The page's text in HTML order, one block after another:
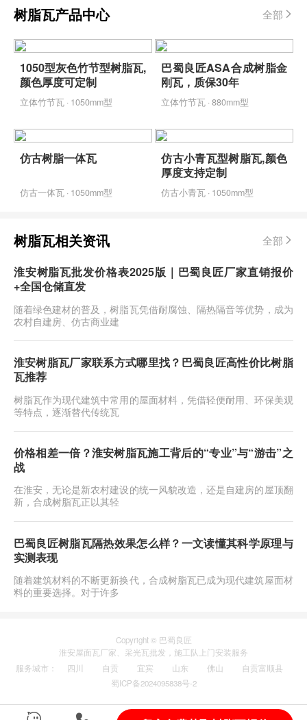
树脂瓦产品中心 全部
1050型灰色竹节型树脂瓦,
颜色厚度可定制
立体竹节瓦 · 1050mm型
巴蜀良匠ASA合成树脂金
刚瓦，质保30年
立体竹节瓦 · 880mm型
仿古树脂一体瓦
仿古一体瓦 · 1050mm型
仿古小青瓦型树脂瓦,颜色
厚度支持定制
仿古小青瓦 · 1050mm型
树脂瓦相关资讯 全部
淮安树脂瓦批发价格表2025版｜巴蜀良匠厂家直销报价
+全国仓储直发
随着绿色建材的普及，树脂瓦凭借耐腐蚀、隔热隔音等优势，成为
农村自建房、仿古商业建
淮安树脂瓦厂家联系方式哪里找？巴蜀良匠高性价比树脂
瓦推荐
树脂瓦作为现代建筑中常用的屋面材料，凭借轻便耐用、环保美观
等特点，逐渐替代传统瓦
价格相差一倍？淮安树脂瓦施工背后的“专业”与“游击”之
战
在淮安，无论是新农村建设的统一风貌改造，还是自建房的屋顶翻
新，合成树脂瓦正以其轻
巴蜀良匠树脂瓦隔热效果怎么样？一文读懂其科学原理与
实测表现
随着建筑材料的不断更新换代，合成树脂瓦已成为现代建筑屋面材
料的重要选择。对于许多
Copyright © 巴蜀良匠
淮安屋面瓦厂家 采光瓦批发，施工队上门安装服务
服务城市 ： 四川 自贡 宜宾 山东 佛山
自贡富顺县
蜀ICP备2024095838号-2